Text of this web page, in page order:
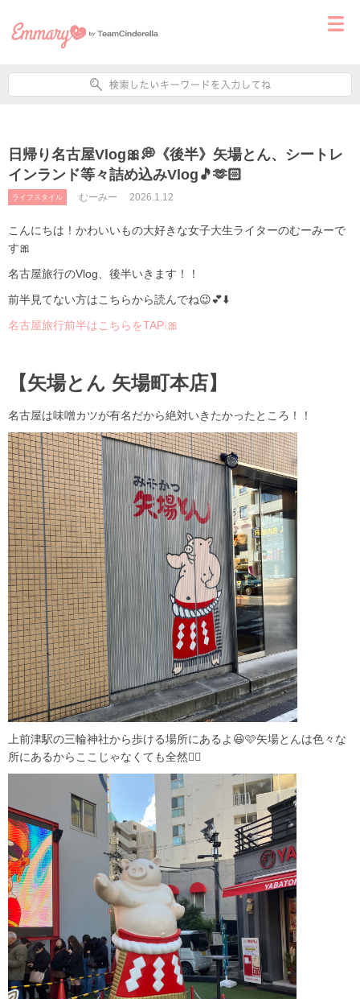
日帰り名古屋Vlog🎀💭《後半》矢場とん、シートレ
インランド等々詰め込みVlog🎵🫶🏻
ライフスタイル むーみー 2026.1.12
こんにちは！かわいいもの大好きな女子大生ライターのむーみーで
す🎀
名古屋旅行のVlog、後半いきます！！
前半見てない方はこちらから読んでね😉💕⬇️
名古屋旅行前半はこちらをTAP❕🎀
【矢場とん 矢場町本店】
名古屋は味噌カツが有名だから絶対いきたかったところ！！
上前津駅の三輪神社から歩ける場所にあるよ😆🩷矢場とんは色々な
所にあるからここじゃなくても全然🙆‍♀️